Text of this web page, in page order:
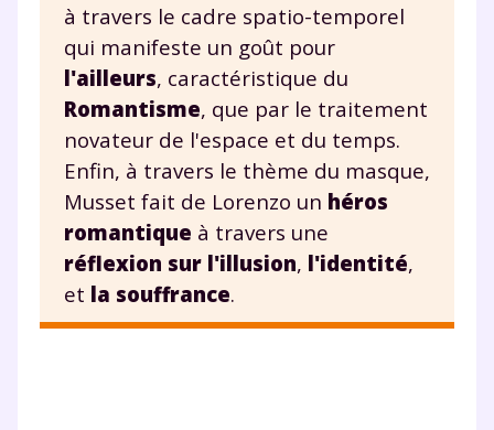
à travers le cadre spatio-temporel
qui manifeste un goût pour
l'ailleurs, caractéristique du
Romantisme, que par le traitement
novateur de l'espace et du temps.
Enfin, à travers le thème du masque,
Musset fait de Lorenzo un héros
romantique à travers une
réflexion sur l'illusion, l'identité,
et la souffrance.